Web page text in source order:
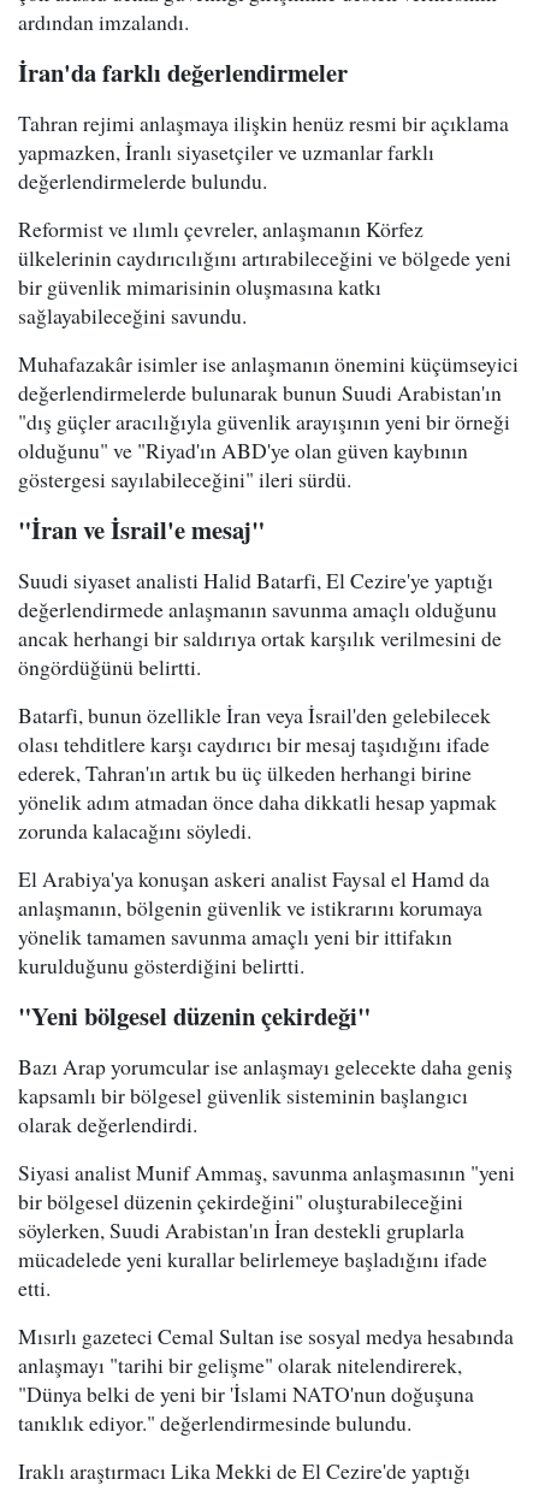
ardından imzalandı.
İran'da farklı değerlendirmeler
Tahran rejimi anlaşmaya ilişkin henüz resmi bir açıklama
yapmazken, İranlı siyasetçiler ve uzmanlar farklı
değerlendirmelerde bulundu.
Reformist ve ılımlı çevreler, anlaşmanın Körfez
ülkelerinin caydırıcılığını artırabileceğini ve bölgede yeni
bir güvenlik mimarisinin oluşmasına katkı
sağlayabileceğini savundu.
Muhafazakâr isimler ise anlaşmanın önemini küçümseyici
değerlendirmelerde bulunarak bunun Suudi Arabistan'ın
"dış güçler aracılığıyla güvenlik arayışının yeni bir örneği
olduğunu" ve "Riyad'ın ABD'ye olan güven kaybının
göstergesi sayılabileceğini" ileri sürdü.
"İran ve İsrail'e mesaj"
Suudi siyaset analisti Halid Batarfi, El Cezire'ye yaptığı
değerlendirmede anlaşmanın savunma amaçlı olduğunu
ancak herhangi bir saldırıya ortak karşılık verilmesini de
öngördüğünü belirtti.
Batarfi, bunun özellikle İran veya İsrail'den gelebilecek
olası tehditlere karşı caydırıcı bir mesaj taşıdığını ifade
ederek, Tahran'ın artık bu üç ülkeden herhangi birine
yönelik adım atmadan önce daha dikkatli hesap yapmak
zorunda kalacağını söyledi.
El Arabiya'ya konuşan askeri analist Faysal el Hamd da
anlaşmanın, bölgenin güvenlik ve istikrarını korumaya
yönelik tamamen savunma amaçlı yeni bir ittifakın
kurulduğunu gösterdiğini belirtti.
"Yeni bölgesel düzenin çekirdeği"
Bazı Arap yorumcular ise anlaşmayı gelecekte daha geniş
kapsamlı bir bölgesel güvenlik sisteminin başlangıcı
olarak değerlendirdi.
Siyasi analist Munif Ammaş, savunma anlaşmasının "yeni
bir bölgesel düzenin çekirdeğini" oluşturabileceğini
söylerken, Suudi Arabistan'ın İran destekli gruplarla
mücadelede yeni kurallar belirlemeye başladığını ifade
etti.
Mısırlı gazeteci Cemal Sultan ise sosyal medya hesabında
anlaşmayı "tarihi bir gelişme" olarak nitelendirerek,
"Dünya belki de yeni bir 'İslami NATO'nun doğuşuna
tanıklık ediyor." değerlendirmesinde bulundu.
Iraklı araştırmacı Lika Mekki de El Cezire'de yaptığı